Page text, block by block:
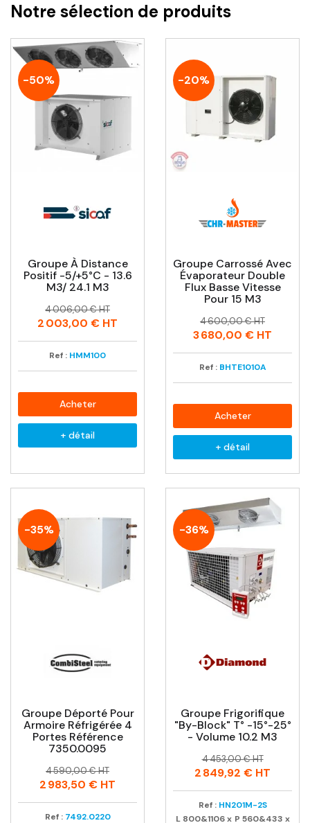
Notre sélection de produits
-50%
Groupe À Distance
Positif -5/+5°C - 13.6
M3/ 24.1 M3
Prix
Prix
habituel
4 006,00 € HT
2 003,00 € HT
Ref : HMM100
Acheter
+ détail
-20%
Groupe Carrossé Avec
Évaporateur Double
Flux Basse Vitesse
Pour 15 M3
Prix
Prix
habituel
4 600,00 € HT
3 680,00 € HT
Ref : BHTE1010A
Acheter
+ détail
-35%
Groupe Déporté Pour
Armoire Réfrigérée 4
Portes Référence
7350.0095
Prix
Prix
habituel
4 590,00 € HT
2 983,50 € HT
Ref : 7492.0220
-36%
Groupe Frigorifique
"By-Block" T° -15°-25°
- Volume 10.2 M3
Prix
Prix
habituel
4 453,00 € HT
2 849,92 € HT
Ref : HN201M-2S
L 800&1106 x P 560&433 x